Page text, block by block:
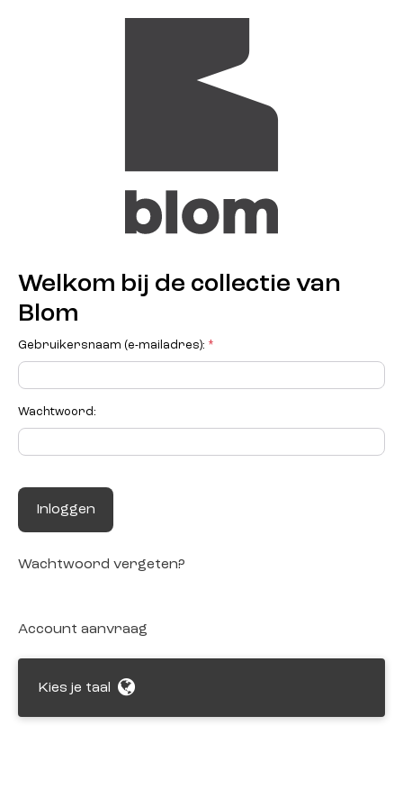
Welkom bij de collectie van
Blom
Gebruikersnaam (e-mailadres): *
Wachtwoord:
Inloggen
Wachtwoord vergeten?
Account aanvraag
Kies je taal